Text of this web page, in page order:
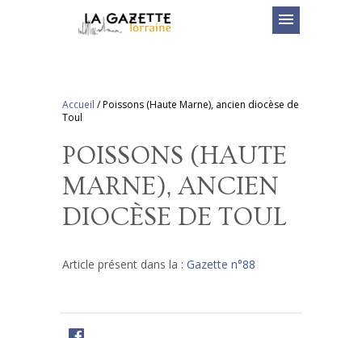
menu
Accueil /Poissons (Haute Marne), ancien diocèse de
Toul
POISSONS (HAUTE
MARNE), ANCIEN
DIOCÈSE DE TOUL
Article présent dans la : Gazette n°88